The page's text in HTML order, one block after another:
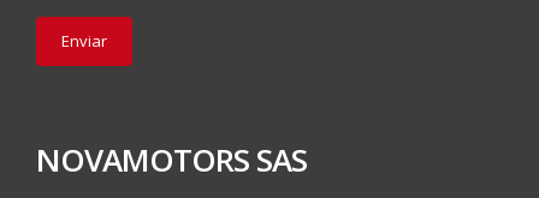
NOVAMOTORS SAS